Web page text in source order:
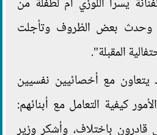
يسرا اللوزي أم لطفلة من
وحدث بعض الظروف وتأجلت
المقبلة".
يتعاون مع أخصائيين نفسيين
كيفية التعامل مع أبنائهم:
قادرون باختلاف، وأشكر وزير